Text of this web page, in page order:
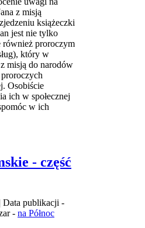
z misją
książeczki
jest nie tylko
również proroczym
który w
misją do narodów
Osobiście
ich w społecznej
w ich
- część
| Data publikacji -
- na Północ